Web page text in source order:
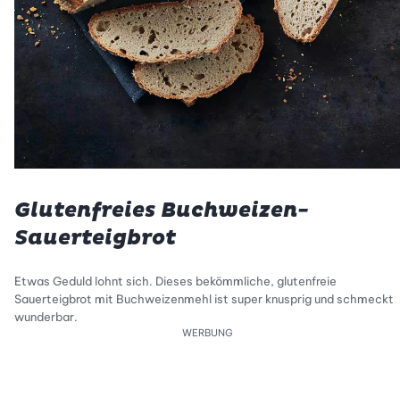
Glutenfreies Buchweizen-
Sauerteigbrot
Etwas Geduld lohnt sich. Dieses bekömmliche, glutenfreie
Sauerteigbrot mit Buchweizenmehl ist super knusprig und schmeckt
wunderbar.
WERBUNG